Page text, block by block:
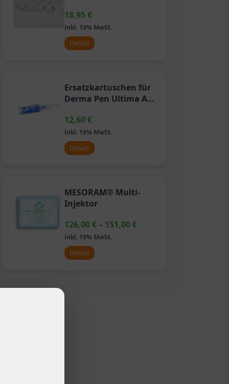
18,95 €
inkl. 19% MwSt.
Details
Ersatzkartuschen für
Derma Pen Ultima A6
12,60€
inkl. 19% MwSt.
Details
MESORAM® Multi-
Injektor
126,00€ – 151,00€
inkl. 19% MwSt.
Details